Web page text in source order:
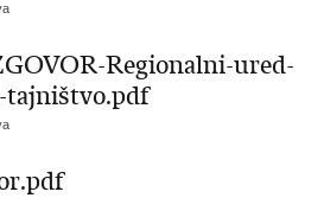
Regionalni-ured-
tajništvo.pdf